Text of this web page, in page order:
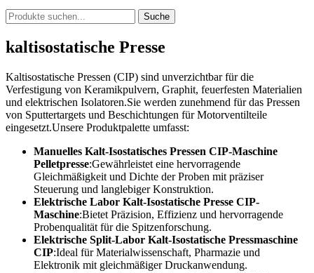
Suche
kaltisostatische Presse
Kaltisostatische Pressen (CIP) sind unverzichtbar für die
Verfestigung von Keramikpulvern, Graphit, feuerfesten Materialien
und elektrischen Isolatoren.Sie werden zunehmend für das Pressen
von Sputtertargets und Beschichtungen für Motorventilteile
eingesetzt.Unsere Produktpalette umfasst:
Manuelles Kalt-Isostatisches Pressen CIP-Maschine
Pelletpresse:Gewährleistet eine hervorragende
Gleichmäßigkeit und Dichte der Proben mit präziser
Steuerung und langlebiger Konstruktion.
Elektrische Labor Kalt-Isostatische Presse CIP-
Maschine:Bietet Präzision, Effizienz und hervorragende
Probenqualität für die Spitzenforschung.
Elektrische Split-Labor Kalt-Isostatische Pressmaschine
CIP:Ideal für Materialwissenschaft, Pharmazie und
Elektronik mit gleichmäßiger Druckanwendung.